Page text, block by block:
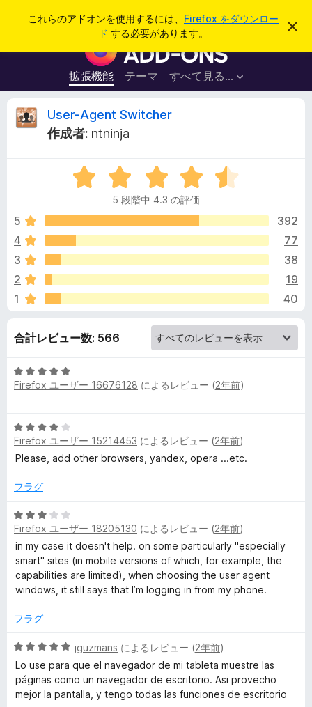
これらのアドオンを使用するには、 Firefox をダウンロー
ド する必要があります。
こ
を
F
i
r
e
ラ
ウ
ザ
ー
ド
オ
ン
拡張機能 テーマ すべて見る...
ログイン
U
r
-
A
e
n
t
S
i
t
c
e
r
User-Agent Switcher
作成者: ntninja
5
段
中
.
の
価
5 段階中 4.3 の評価
5
392
4
77
3
38
2
19
1
40
合計レビュー数: 566
5
段
5
の
評
Firefox ユーザー 16676128 によるレビュー (2年前)
5
段
階
4
評
価
Firefox ユーザー 15214453 によるレビュー (2年前)
Please, add other browsers, yandex, opera ...etc.
フラグ
5
段
階
中
3
の
価
Firefox ユーザー 18205130 によるレビュー (2年前)
in my case it doesn't help. on some particularly "especially
smart" sites (in mobile versions of which, for example, the
capabilities are limited), when choosing the user agent
windows, it still says that I’m logging in from my phone.
フラグ
5
段
階
中
jguzmans によるレビュー (2年前)
Lo use para que el navegador de mi tableta muestre las
páginas como un navegador de escritorio. Asi provecho
mejor la pantalla, y tengo todas las funciones de escritorio